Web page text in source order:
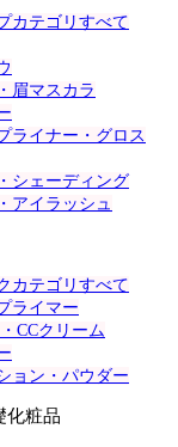
カテゴリすべて
眉マスカラ
ライナー・グロス
シェーディング
アイラッシュ
カテゴリすべて
ライマー
CCクリーム
ョン・パウダー
化粧品